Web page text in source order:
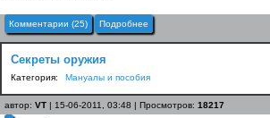
Комментарии (25) Подробнее
Секреты оружия
Категория: Мануалы и пособия
автор: VT | 15-06-2011, 03:48 | Просмотров: 18217